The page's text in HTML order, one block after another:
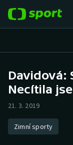
Hokej
Atletika
Davidová:
Necítila
21. 3. 2019
Zimní sporty